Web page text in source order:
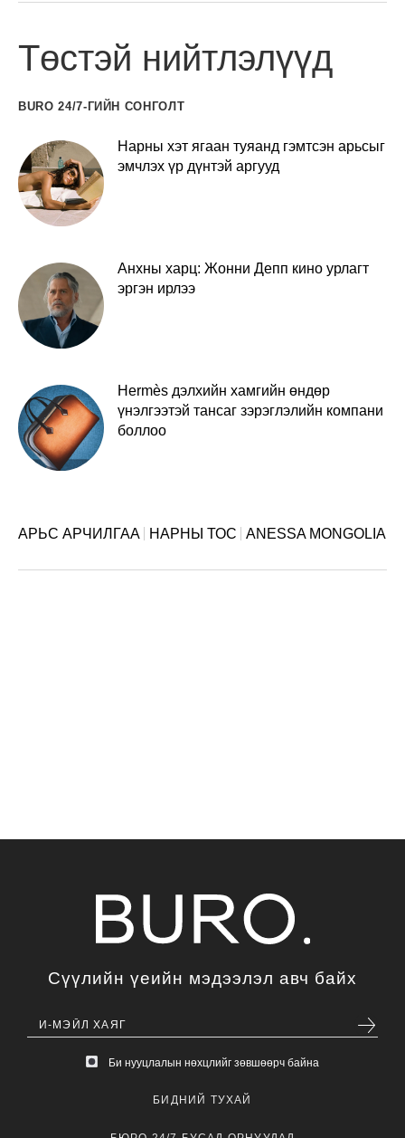
Төстэй нийтлэлүүд
BURO 24/7-ГИЙН СОНГОЛТ
Нарны хэт ягаан туяанд гэмтсэн арьсыг
эмчлэх үр дүнтэй аргууд
Анхны харц: Жонни Депп кино урлагт
эргэн ирлээ
Hermès дэлхийн хамгийн өндөр
үнэлгээтэй тансаг зэрэглэлийн компани
боллоо
АРЬС АРЧИЛГАА НАРНЫ ТОС ANESSA MONGOLIA
Сүүлийн үеийн мэдээлэл авч байх
Би нууцлалын нөхцлийг зөвшөөрч байна
БИДНИЙ ТУХАЙ